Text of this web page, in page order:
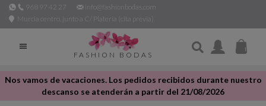
968 97 42 27
info@fashionbodas.com
Murcia centro, junto a C/ Platería (cita previa)

FASHION BODAS
Nos vamos de vacaciones. Los pedidos recibidos durante nuestro
descanso se atenderán a partir del 21/08/2026